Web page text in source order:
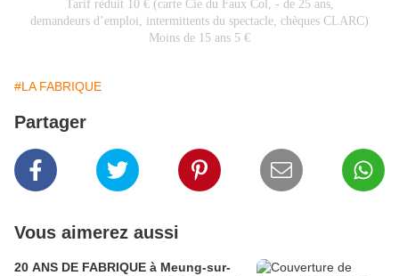
Tarif réduit 10 € (carte Cie du Faux Col, - de 25 ans,
demandeurs d’emploi, intermittents du spectacle, chèques CLARC)
Moins de 15 ans 5 €
#LA FABRIQUE
Partager
Vous aimerez aussi
20 ANS DE FABRIQUE à Meung-sur-